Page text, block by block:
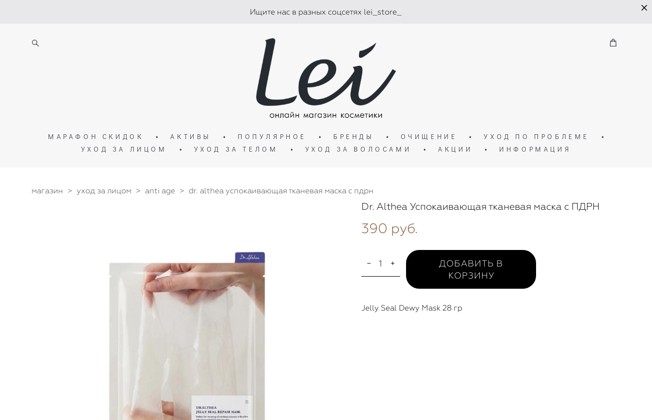
Ищите нас в разных соцсетях lei_store_
МАРАФОН СКИДОК • АКТИВЫ • ПОПУЛЯРНОЕ • БРЕНДЫ • ОЧИЩЕНИЕ • УХОД ПО ПРОБЛЕМЕ
•
УХОД ЗА ЛИЦОМ
• УХОД ЗА ТЕЛОМ • УХОД ЗА ВОЛОСАМИ • АКЦИИ • ИНФОРМАЦИЯ
магазин > уход за лицом > anti age > dr. althea успокаивающая тканевая маска с пдрн
Dr. Althea Успокаивающая тканевая маска с ПДРН
390 pуб.
ДОБАВИТЬ В
КОРЗИНУ
Jelly Seal Dewy Mask 28 гр